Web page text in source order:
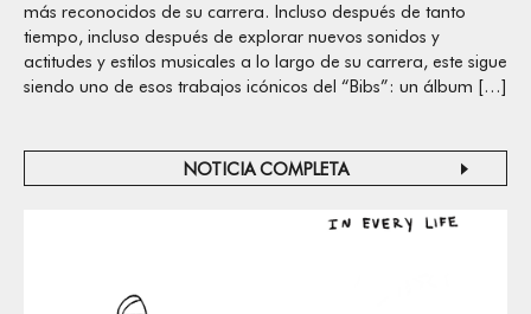
más reconocidos de su carrera. Incluso después de tanto
tiempo, incluso después de explorar nuevos sonidos y
actitudes y estilos musicales a lo largo de su carrera, este sigue
siendo uno de esos trabajos icónicos del “Bibs”: un álbum […]
NOTICIA COMPLETA